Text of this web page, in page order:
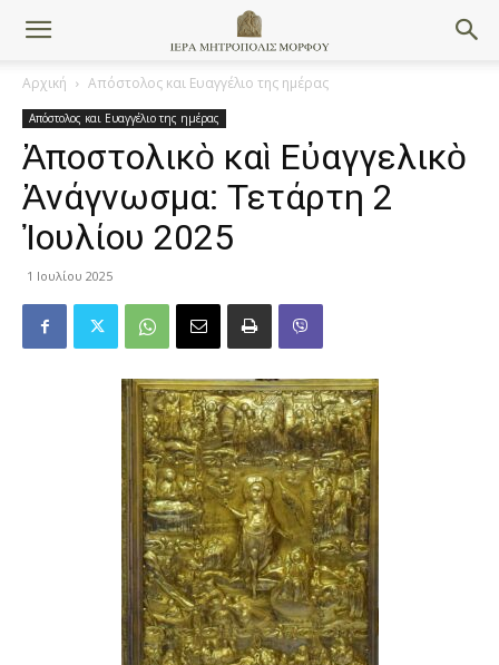
Αρχική Απόστολος και Ευαγγέλιο της ημέρας
Απόστολος και Ευαγγέλιο της ημέρας
Ἀποστολικὸ καὶ Εὐαγγελικὸ
Ἀνάγνωσμα: Τετάρτη 2
Ἰουλίου 2025
1 Ιουλίου 2025